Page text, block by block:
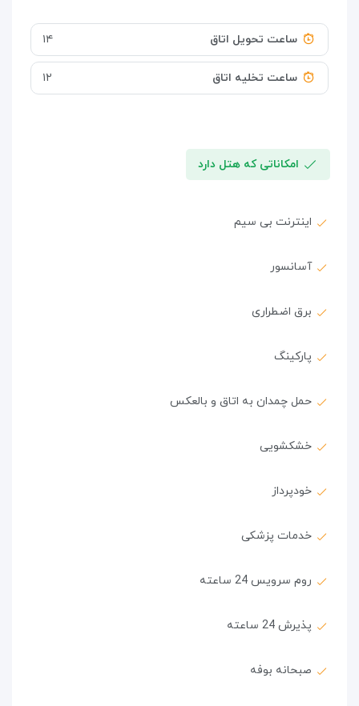
ساعت تحویل اتاق ۱۴
ساعت تخلیه اتاق ۱۲
امکاناتی که هتل دارد
اینترنت بی سیم
آسانسور
برق اضطراری
پارکینگ
حمل چمدان به اتاق و بالعکس
خشکشویی
خودپرداز
خدمات پزشکی
روم سرویس 24 ساعته
پذیرش 24 ساعته
صبحانه بوفه